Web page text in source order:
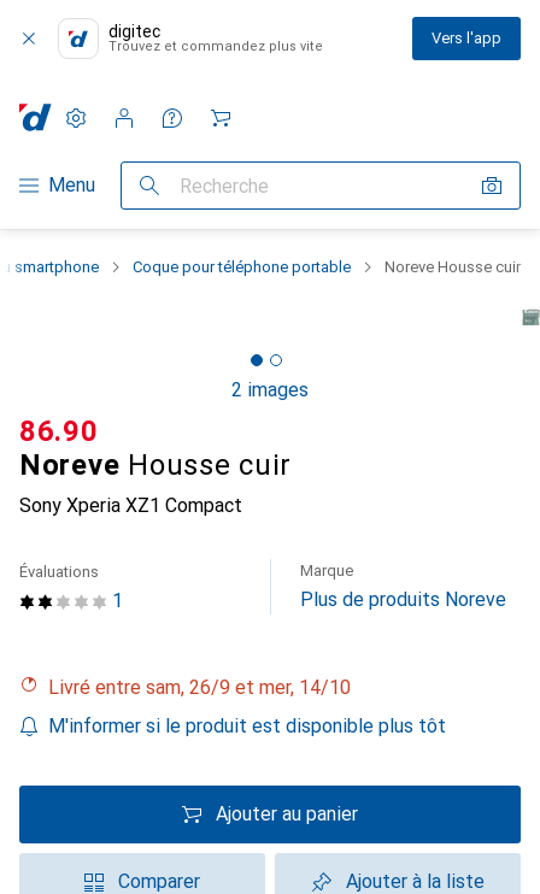
digitec
Trouvez et commandez plus vite Vers l'app
Navigation par catégorie
Menu Recherche
Paramètres
Compte client
Listes de comparaison
Listes d'envies
Panier
smartphone Coque pour téléphone portable Noreve Housse cuir
2 images
Noreve Housse cuir
Sony Xperia XZ1 Compact
CHF
86.90
1
Évaluations Marque
Plus de produits Noreve
Livré entre sam, 26/9 et mer, 14/10
M'informer si le produit est disponible plus tôt
Ajouter au panier
Comparer Ajouter à la liste